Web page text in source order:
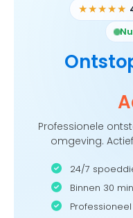
★★★★★
Professionele
omgeving.
24/7
Binnen 30